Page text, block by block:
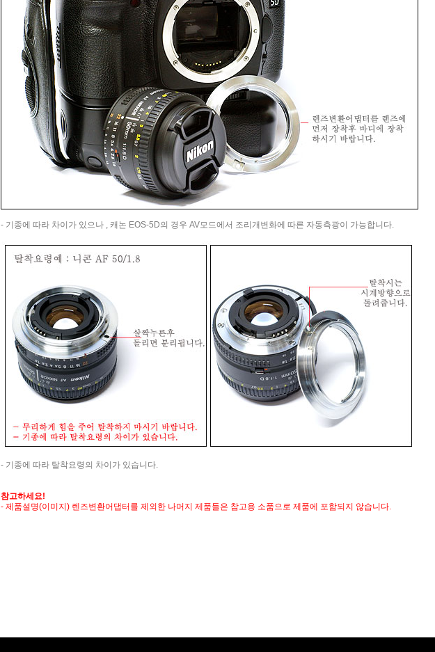
- 기종에 따라 차이가 있으나 , 캐논 EOS-5D의 경우 AV모드에서 조리개변화에 따른 자동측광이 가능합니다.
- 기종에 따라 탈착요령의 차이가 있습니다.
참고하세요!
- 제품설명(이미지) 렌즈변환어댑터를 제외한 나머지 제품들은 참고용 소품으로 제품에 포함되지 않습니다.